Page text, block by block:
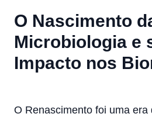
O Nascimento
Microbiologia e
Impacto nos
O Renascimento foi uma era